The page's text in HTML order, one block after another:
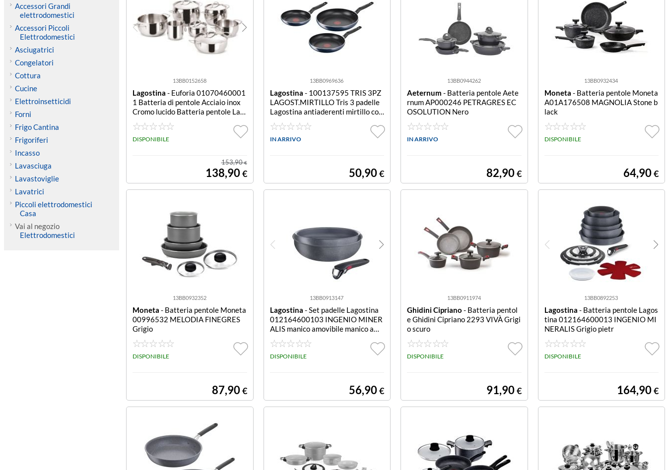
Accessori Grandi
elettrodomestici
Accessori Piccoli
Elettrodomestici
Asciugatrici
Congelatori
Cottura
Cucine
Elettroinsetticidi
Forni
Frigo Cantina
Frigoriferi
Incasso
Lavasciuga
Lavastoviglie
Lavatrici
Piccoli elettrodomestici
Casa
Vai al negozio
Elettrodomestici
13BB0152658
Lagostina - Euforia 01070460001
1 Batteria di pentole Acciaio inox
Cromo lucido Batteria pentole Lag
ostina 010704600011 EUFORIA
Cromo lucido
DISPONIBILE
153,90€
138,90€
13BB0969636
Lagostina - 100137595 TRIS 3PZ
LAGOST.MIRTILLO Tris 3 padelle
Lagostina antiaderenti mirtillo co
mposto da padell a 20cm - 24cm - 2
8cm
IN ARRIVO
50,90€
13BB0944262
Aeternum - Batteria pentole Aete
rnum AP000246 PETRAGRES EC
OSOLUTION Nero
IN ARRIVO
82,90€
13BB0932434
Moneta - Batteria pentole Moneta
A01A176508 MAGNOLIA Stone b
lack
DISPONIBILE
64,90€
13BB0932352
Moneta - Batteria pentole Moneta
00996532 MELODIA FINEGRES
Grigio
DISPONIBILE
87,90€
13BB0913147
Lagostina - Set padelle Lagostina
012164600103 INGENIO MINER
ALIS manico amovibile manico amo
vibile
DISPONIBILE
56,90€
13BB0911974
Ghidini Cipriano - Batteria pentol
e Ghidini Cipriano 2293 VIVÀ Grigi
o scuro
DISPONIBILE
91,90€
13BB0892253
Lagostina - Batteria pentole Lagos
tina 012164600013 INGENIO MI
NERALIS Grigio pietr
DISPONIBILE
164,90€